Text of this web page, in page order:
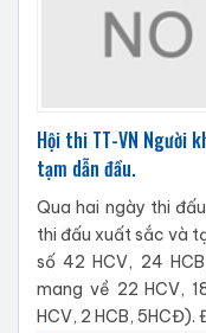
Hội thi TT-VN Người
tạm dẫn đầu.
Qua hai ngày thi
thi đấu xuất sắc và
số 42 HCV, 24
mang về 22 HCV,
HCV, 2 HCB, 5HCĐ).